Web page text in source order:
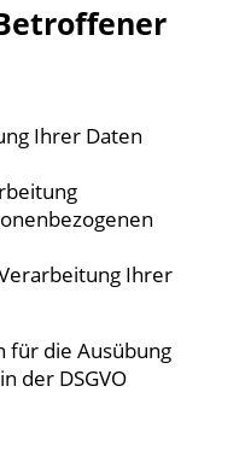
Ihrer Daten
Ihrer
für die Ausübung
der DSGVO